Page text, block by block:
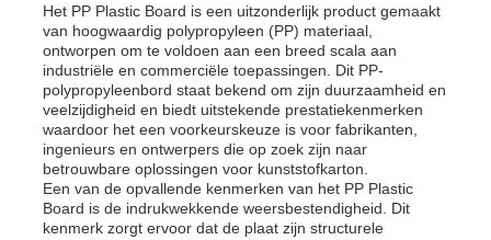
Het PP Plastic Board is een uitzonderlijk product gemaakt
van hoogwaardig polypropyleen (PP) materiaal,
ontworpen om te voldoen aan een breed scala aan
industriële en commerciële toepassingen. Dit PP-
polypropyleenbord staat bekend om zijn duurzaamheid en
veelzijdigheid en biedt uitstekende prestatiekenmerken
waardoor het een voorkeurskeuze is voor fabrikanten,
ingenieurs en ontwerpers die op zoek zijn naar
betrouwbare oplossingen voor kunststofkarton.
Een van de opvallende kenmerken van het PP Plastic
Board is de indrukwekkende weersbestendigheid. Dit
kenmerk zorgt ervoor dat de plaat zijn structurele